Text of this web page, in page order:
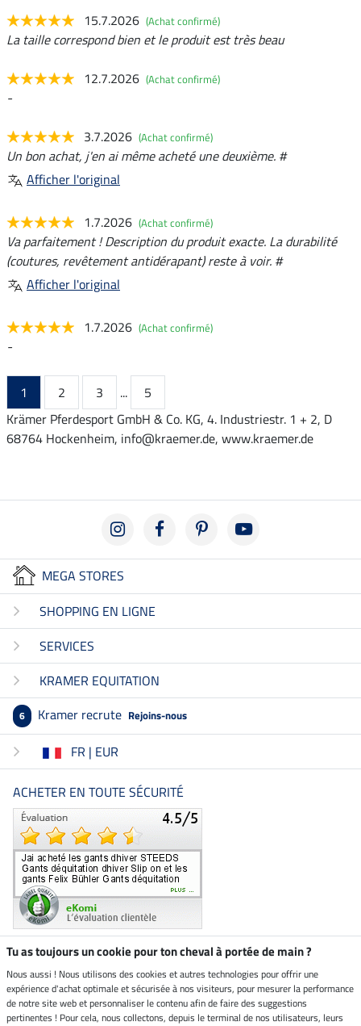
15.7.2026 (Achat confirmé)
La taille correspond bien et le produit est très beau
12.7.2026 (Achat confirmé)
-
3.7.2026 (Achat confirmé)
Un bon achat, j'en ai même acheté une deuxième. #
Afficher l'original
1.7.2026 (Achat confirmé)
Va parfaitement ! Description du produit exacte. La durabilité
(coutures, revêtement antidérapant) reste à voir. #
Afficher l'original
1.7.2026 (Achat confirmé)
-
1 2 3 ...
5
Krämer Pferdesport GmbH & Co. KG, 4. Industriestr. 1 + 2, D
68764 Hockenheim, info@kraemer.de, www.kraemer.de
MEGA STORES
SHOPPING EN LIGNE
SERVICES
KRAMER EQUITATION
6 Kramer recrute Rejoins-nous
FR | EUR
ACHETER EN TOUTE SÉCURITÉ
Boutique climatiquement
neutre
Tu as toujours un cookie pour ton cheval à portée de main ?
Nous aussi ! Nous utilisons des cookies et autres technologies pour offrir une
expérience d'achat optimale et sécurisée à nos visiteurs, pour mesurer la performance
de notre site web et personnaliser le contenu afin de faire des suggestions
pertinentes ! Pour cela, nous collectons, depuis le terminal de nos utilisateurs, leurs